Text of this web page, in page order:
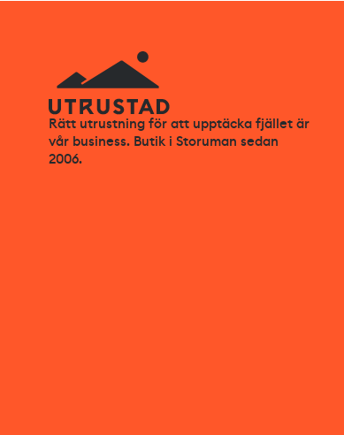
Rätt utrustning för att upptäcka fjället är
vår business. Butik i Storuman sedan
2006.